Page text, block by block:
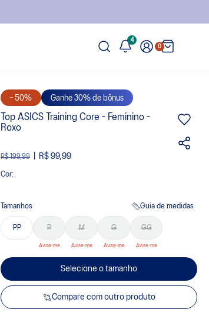
4
0
- 50% Ganhe 30% de bônus
Top ASICS Training Core - Feminino -
Roxo
R$ 199,99 R$ 99,99
Cor:
Tamanhos Guia de medidas
PP P M G GG
Selecione o tamanho
Compare com outro produto